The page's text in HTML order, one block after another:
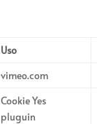
Uso
vimeo.com
Cookie Yes
pluguin